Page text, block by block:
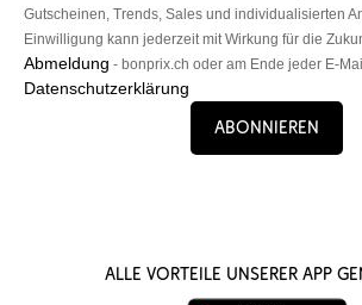
Gutscheinen, Trends, Sales und individualisierten
Einwilligung kann jederzeit mit Wirkung für die
Abmeldung - bonprix.ch oder am Ende jeder E-
Datenschutzerklärung
Abonnieren
Alle Vorteile unserer App